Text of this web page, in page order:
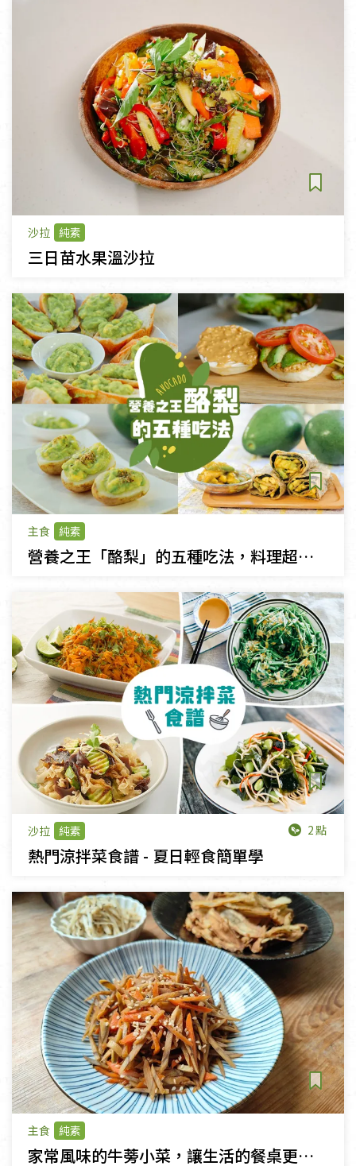
沙拉 純素
三日苗水果溫沙拉
主食 純素
營養之王「酪梨」的五種吃法，料理超簡單！
沙拉 純素 2點
熱門涼拌菜食譜 - 夏日輕食簡單學
主食 純素
家常風味的牛蒡小菜，讓生活的餐桌更豐富